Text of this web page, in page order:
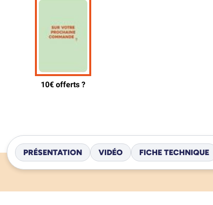
PRÉSENTATION VIDÉO FICHE TECHNIQUE